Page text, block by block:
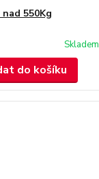
550Kg
Skladem
do košíku